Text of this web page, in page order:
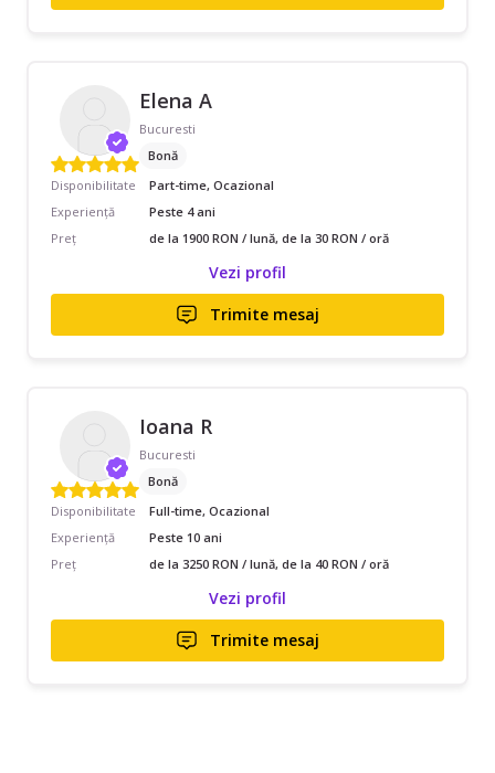
Elena A
Bucuresti
Bonă
Disponibilitate
Part-time, Ocazional
Experiență
Peste 4 ani
Preț
de la 1900 RON / lună, de la 30 RON / oră
Vezi profil
Trimite mesaj
Ioana R
Bucuresti
Bonă
Disponibilitate
Full-time, Ocazional
Experiență
Peste 10 ani
Preț
de la 3250 RON / lună, de la 40 RON / oră
Vezi profil
Trimite mesaj